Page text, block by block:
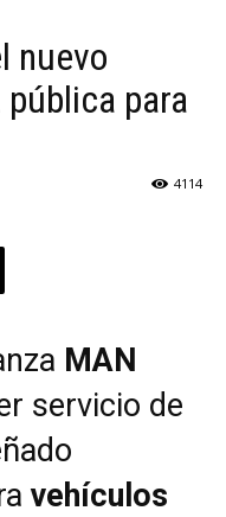
nuevo
para
4114
MAN
servicio de
vehículos